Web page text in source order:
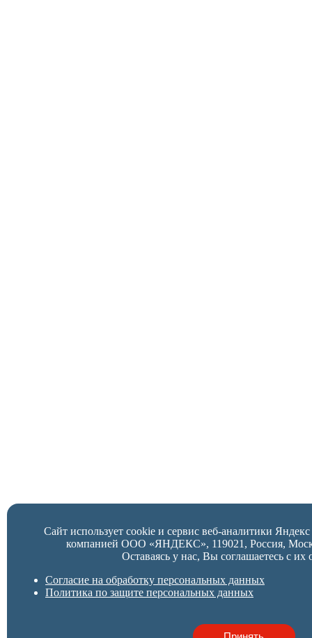
Сайт использует cookie и сервис веб-аналитики
компанией ООО «ЯНДЕКС», 119021, Россия,
Оставаясь у нас, Вы соглашаетесь с их
Согласие на обработку персональных данных
Политика по защите персональных данных